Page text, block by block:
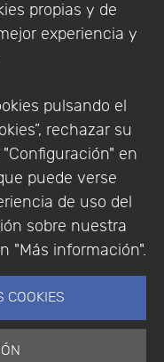
propias y de
experiencia y
pulsando el
rechazar su
en
puede verse
de uso del
sobre nuestra
"Más información".
COOKIES
de Privacidad |
Software